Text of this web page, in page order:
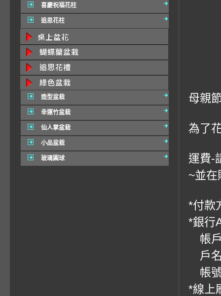
喜慶祝福花柱
追思花柱
造型盆栽
幸運竹盆栽
仙人掌盆栽
小品盆栽
玻璃圓球
母親
為了
運費-
~並在
*付款
*銀行
帳戶
戶
帳
*線上